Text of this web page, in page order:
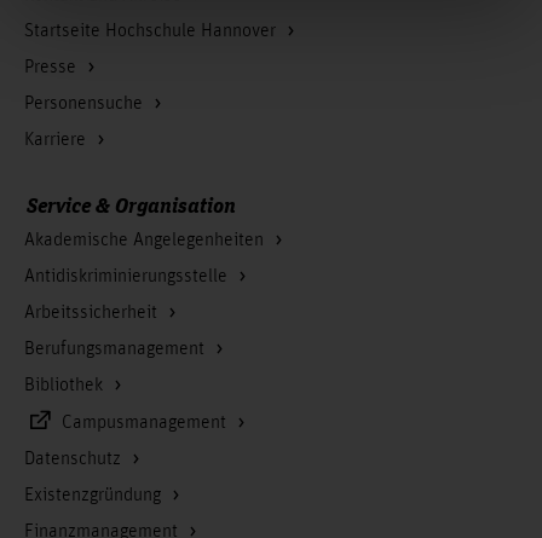
Startseite Hochschule Hannover
Presse
Personensuche
Karriere
Service & Organisation
Akademische Angelegenheiten
Antidiskriminierungsstelle
Arbeitssicherheit
Berufungsmanagement
Bibliothek
Campusmanagement
Datenschutz
Existenzgründung
Finanzmanagement